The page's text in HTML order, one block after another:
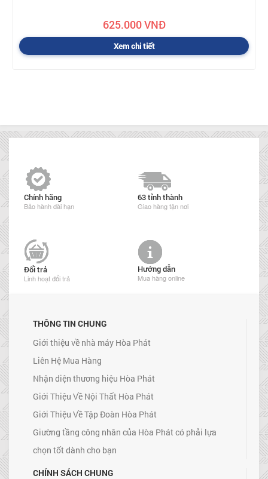
625.000 VNĐ
Xem chi tiết
Chính hãng
Bảo hành dài hạn
63 tỉnh thành
Giao hàng tận nơi
Đổi trả
Linh hoạt đổi trả
Hướng dẫn
Mua hàng online
THÔNG TIN CHUNG
Giới thiệu về nhà máy Hòa Phát
Liên Hệ Mua Hàng
Nhận diện thương hiệu Hòa Phát
Giới Thiệu Về Nội Thất Hòa Phát
Giới Thiệu Về Tập Đoàn Hòa Phát
Giường tầng công nhân của Hòa Phát có phải lựa
chọn tốt dành cho bạn
CHÍNH SÁCH CHUNG